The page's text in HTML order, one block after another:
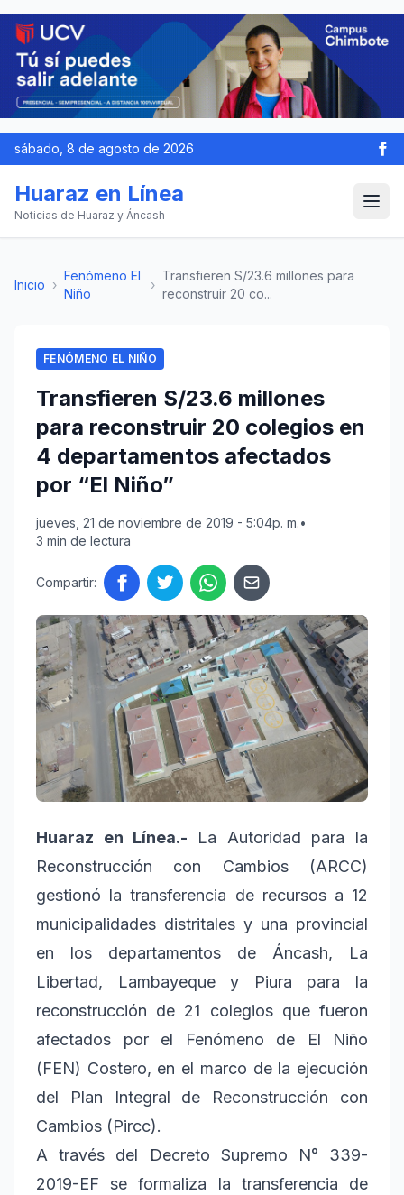
sábado, 8 de agosto de 2026
Huaraz en Línea
Noticias de Huaraz y Áncash
Inicio ›
Fenómeno El
Niño
›
Transfieren S/23.6 millones para
reconstruir 20 co...
FENÓMENO EL NIÑO
Transfieren S/23.6 millones
para reconstruir 20 colegios en
4 departamentos afectados
por “El Niño”
jueves, 21 de noviembre de 2019 - 5:04p. m.•
3 min de lectura
Compartir:
Huaraz en Línea.- La Autoridad para la
Reconstrucción con Cambios (ARCC)
gestionó la transferencia de recursos a 12
municipalidades distritales y una provincial
en los departamentos de Áncash, La
Libertad, Lambayeque y Piura para la
reconstrucción de 21 colegios que fueron
afectados por el Fenómeno de El Niño
(FEN) Costero, en el marco de la ejecución
del Plan Integral de Reconstrucción con
Cambios (Pircc).
A través del Decreto Supremo N° 339-
2019-EF se formaliza la transferencia de